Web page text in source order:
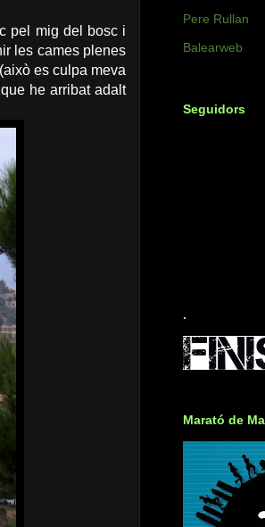
pel mig del bosc i
les cames plenes
es culpa meva
he arribat adalt
Pere Rullan
Balearweb
Seguidors
.
Marató de